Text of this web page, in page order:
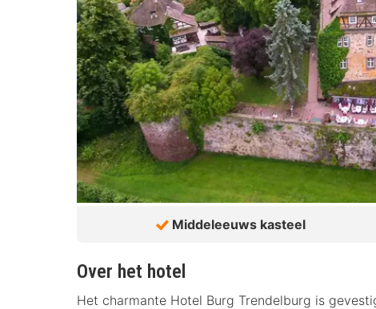
Middeleeuws kasteel
Over het hotel
Het charmante Hotel Burg Trendelburg is